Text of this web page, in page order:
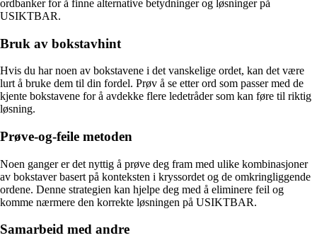
ordbanker for å finne alternative betydninger og løsninger på
USIKTBAR.
Bruk av bokstavhint
Hvis du har noen av bokstavene i det vanskelige ordet, kan det være
lurt å bruke dem til din fordel. Prøv å se etter ord som passer med de
kjente bokstavene for å avdekke flere ledetråder som kan føre til riktig
løsning.
Prøve-og-feile metoden
Noen ganger er det nyttig å prøve deg fram med ulike kombinasjoner
av bokstaver basert på konteksten i kryssordet og de omkringliggende
ordene. Denne strategien kan hjelpe deg med å eliminere feil og
komme nærmere den korrekte løsningen på USIKTBAR.
Samarbeid med andre